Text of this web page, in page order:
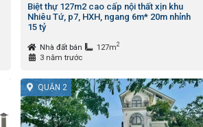
Biệt thự 127m2 cao cấp nội thất xịn khu
Nhiêu Tứ, p7, HXH, ngang 6m* 20m nhỉnh
15 tỷ
Nhà đất bán 127m2
3 năm trước
QUẬN 2